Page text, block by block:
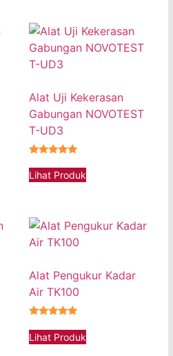
Alat Uji Kekerasan
Gabungan NOVOTEST
T-UD3
Lihat Produk
Alat Pengukur Kadar
Air TK100
Lihat Produk